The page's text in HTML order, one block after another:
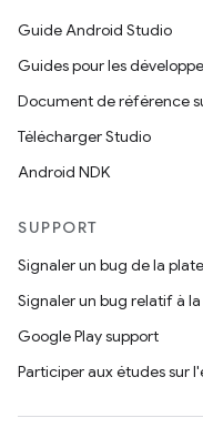
Guide Android Studio
Guides pour les
Document de référence
Télécharger Studio
Android NDK
SUPPORT
Signaler un bug de la
Signaler un bug relatif à
Google Play support
Participer aux études sur